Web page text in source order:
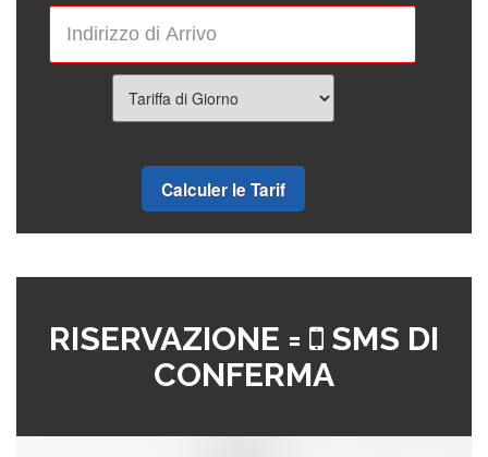
Calculer le Tarif
RISERVAZIONE =
SMS DI
CONFERMA